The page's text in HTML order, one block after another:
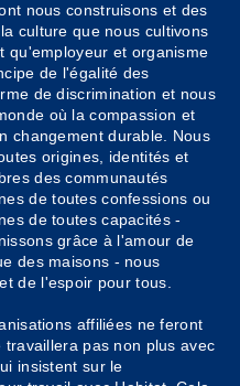
nous construisons et des
culture que nous cultivons
qu'employeur et organisme
de l'égalité des
de discrimination et nous
où la compassion et
changement durable. Nous
origines, identités et
des communautés
de toutes confessions ou
de toutes capacités -
grâce à l'amour de
des maisons - nous
de l'espoir pour tous.
affiliées ne feront
pas non plus avec
insistent sur le